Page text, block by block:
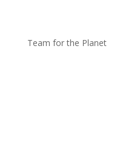
Team for the Planet